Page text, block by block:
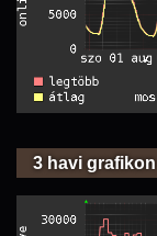
3 havi grafikon